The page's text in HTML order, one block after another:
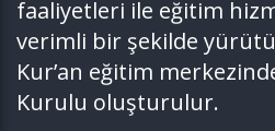
faaliyetleri ile eğitim
verimli bir şekilde
Kur’an eğitim
Kurulu oluşturulur.